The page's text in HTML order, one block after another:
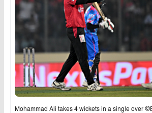
Mohammad Ali takes 4 wickets in a single over